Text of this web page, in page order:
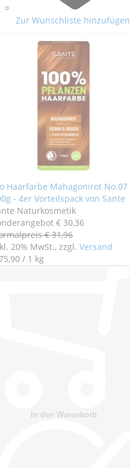
Zur Wunschliste hinzufügen
Haarfarbe Mahagonirot No.07
- 4er Vorteilspack von Sante
Naturkosmetik
€ 30,36
€ 31,96
20% MwSt., zzgl. Versand
,90 / 1 kg
In den Warenkorb